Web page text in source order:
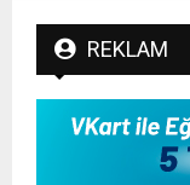
REKLAM